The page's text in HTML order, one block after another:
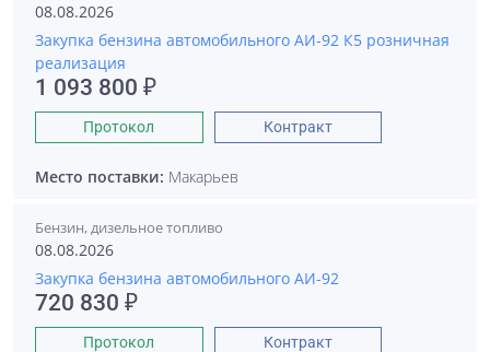
08.08.2026
Закупка бензина автомобильного АИ-92 К5 розничная
реализация
1 093 800 ₽
Протокол Контракт
Место поставки: Макарьев
Бензин, дизельное топливо
08.08.2026
Закупка бензина автомобильного АИ-92
720 830 ₽
Протокол Контракт